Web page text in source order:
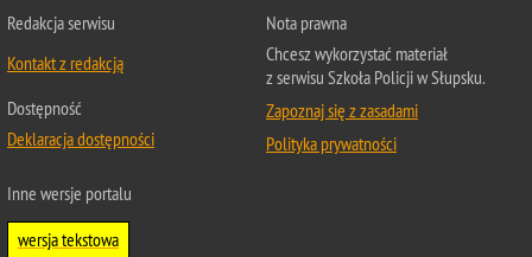
Redakcja serwisu
Kontakt z redakcją
Dostępność
Deklaracja dostępności
Nota prawna
Chcesz wykorzystać materiał
z serwisu Szkoła Policji w Słupsku.
Zapoznaj się z zasadami
Polityka prywatności
Inne wersje portalu
wersja tekstowa